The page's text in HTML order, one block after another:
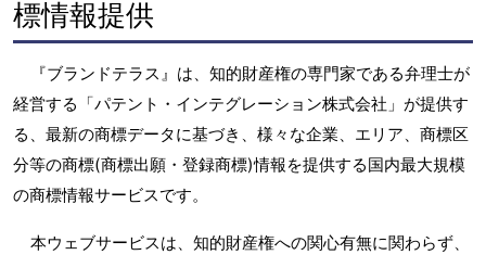
標情報提供
『ブランドテラス』は、知的財産権の専門家である弁理士が
経営する「パテント・インテグレーション株式会社」が提供す
る、最新の商標データに基づき、様々な企業、エリア、商標区
分等の商標(商標出願・登録商標)情報を提供する国内最大規模
の商標情報サービスです。
本ウェブサービスは、知的財産権への関心有無に関わらず、